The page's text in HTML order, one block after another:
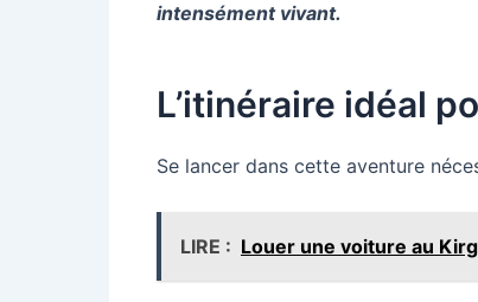
intensément vivant.
L’itinéraire idéal
Se lancer dans cette aventure
LIRE : Louer une voiture au